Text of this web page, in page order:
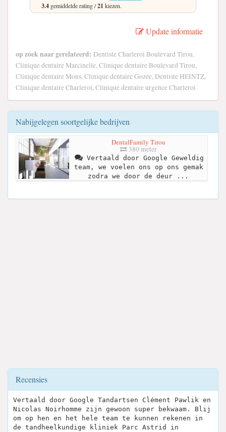
3.4 gemiddelde rating /21 kiezen.
Update informatie
op zoek naar gerelateerd: Dentiste Charleroi Boulevard Tirou,
Clinique dentaire Marcinelle, Clinique dentaire Boulevard Tirou,
Clinique dentaire Mons, Clinique dentaire Gozée, Dentiste HEINTZ,
Clinique dentaire Charleroi, Clinique dentaire urgence Charleroi
Nabijgelegen soortgelijke bedrijven
DentalFamily Tirou
380 meter
Vertaald door Google Geweldig
team, we voelen ons op ons gemak
zodra we door de deur ...
Recensies
Vertaald door Google Tandartsen Clément Pawlik en
Nicolas Noirhomme zijn gewoon super bekwaam. Blij
om op hen en het hele team te kunnen rekenen in
de tandheelkundige kliniek Parc Astrid in